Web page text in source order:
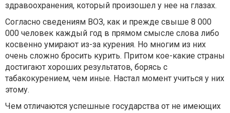
здравоохранения, который произошел у нее на глазах.
Согласно сведениям ВОЗ, как и прежде свыше 8 000
000 человек каждый год в прямом смысле слова либо
косвенно умирают из-за курения. Но многим из них
очень сложно бросить курить. Притом кое-какие страны
достигают хороших результатов, борясь с
табакокурением, чем иные. Настал момент учиться у них
этому.
Чем отличаются успешные государства от не имеющих